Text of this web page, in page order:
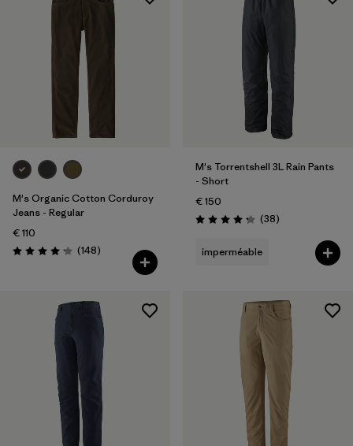
M's Organic Cotton Corduroy
Jeans - Regular
€ 110
Évaluation: 4.2 / 5
(148Avis
)
M's Torrentshell 3L Rain Pants
- Short
€ 150
Évaluation: 4.3 / 5
(38Avis
)
imperméable